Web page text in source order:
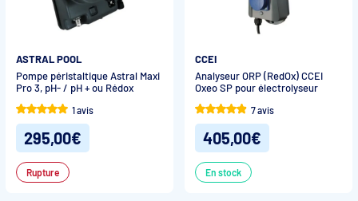
ASTRAL POOL
Pompe péristaltique Astral Maxi
Pro 3, pH- / pH + ou Rédox
1 avis
295,00€
Rupture
CCEI
Analyseur ORP (RedOx) CCEI
Oxeo SP pour électrolyseur
7 avis
405,00€
En stock